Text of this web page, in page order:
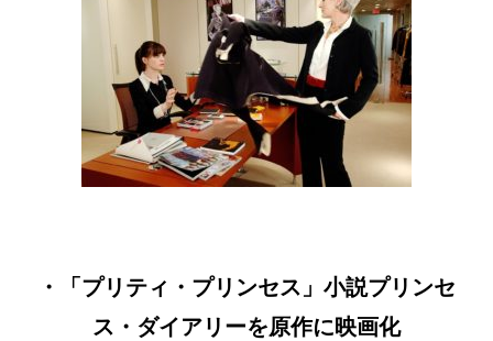
・「プリティ・プリンセス」小説プリンセ
ス・ダイアリーを原作に映画化